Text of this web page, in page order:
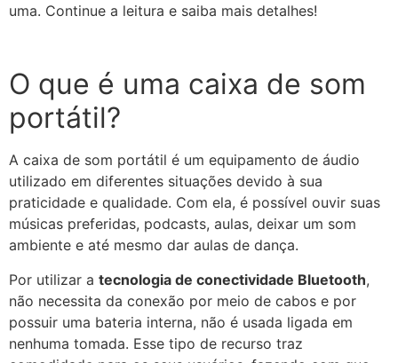
uma. Continue a leitura e saiba mais detalhes!
O que é uma caixa de som
portátil?
A caixa de som portátil é um equipamento de áudio
utilizado em diferentes situações devido à sua
praticidade e qualidade. Com ela, é possível ouvir suas
músicas preferidas, podcasts, aulas, deixar um som
ambiente e até mesmo dar aulas de dança.
Por utilizar a tecnologia de conectividade Bluetooth,
não necessita da conexão por meio de cabos e por
possuir uma bateria interna, não é usada ligada em
nenhuma tomada. Esse tipo de recurso traz